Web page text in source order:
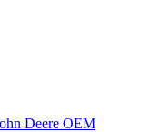
Deere OEM